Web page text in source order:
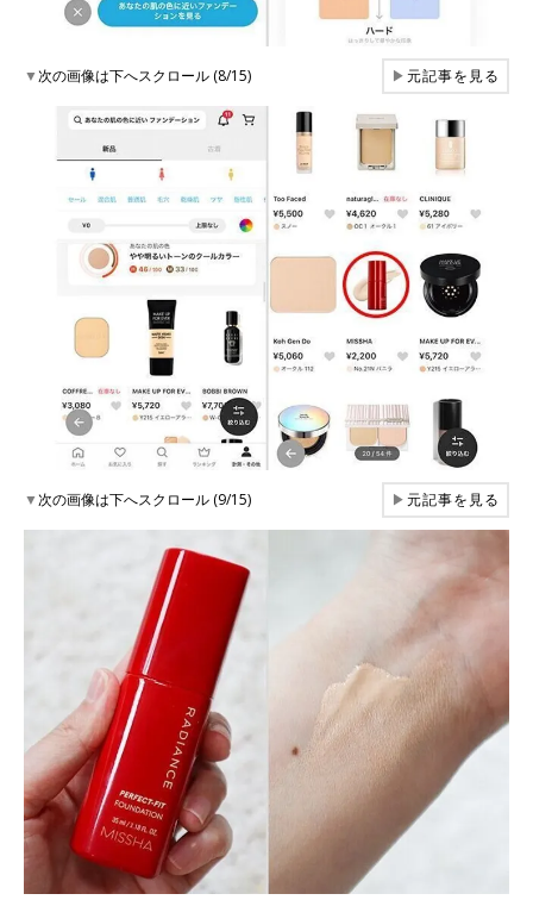
▼次の画像は下へスクロール (8/15) ▶元記事を見る
▼次の画像は下へスクロール (9/15) ▶元記事を見る